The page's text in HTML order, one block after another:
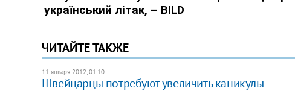
ЧИТАЙТЕ ТАКЖЕ
11 января 2012, 01:10
Швейцарцы потребуют увеличить каникулы